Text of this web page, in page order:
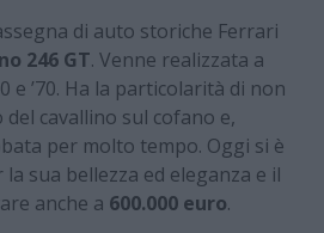
di auto storiche Ferrari
246 GT. Venne realizzata a
e ’70. Ha la particolarità di non
cavallino sul cofano e,
per molto tempo. Oggi si è
sua bellezza ed eleganza e il
anche a 600.000 euro.